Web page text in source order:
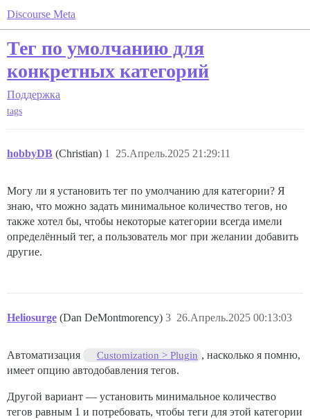
Discourse Meta
Тег по умолчанию для
конкретных категорий
Поддержка
tags
hobbyDB (Christian) 25.Апрель.2025 21:29:11
1
Могу ли я установить тег по умолчанию для категории? Я
знаю, что можно задать минимальное количество тегов, но
также хотел бы, чтобы некоторые категории всегда имели
определённый тег, а пользователь мог при желании добавить
другие.
Heliosurge (Dan DeMontmorency) 26.Апрель.2025 00:13:03
3
Автоматизация Customization > Plugin , насколько я помню,
имеет опцию автодобавления тегов.
Другой вариант — установить минимальное количество
тегов равным 1 и потребовать, чтобы теги для этой категории